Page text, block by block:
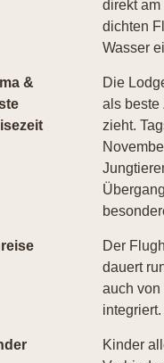
direkt
dichten
Wasser
&
Die
als beste
zieht.
Der
dauert
auch von
integriert.
Kinder